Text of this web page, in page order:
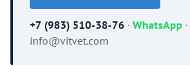
+7 (983) 510-38-76 · WhatsApp ·
info@vitvet.com